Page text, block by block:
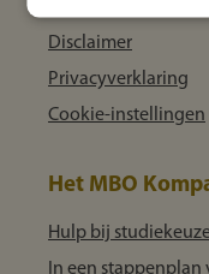
Disclaimer
Privacyverklaring
Cookie-instellingen
Het MBO
Hulp bij
In een